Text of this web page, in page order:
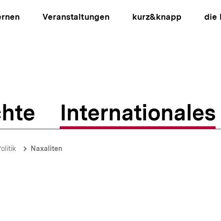
Veranstaltungen kurz&knapp die
Internationales
Naxaliten